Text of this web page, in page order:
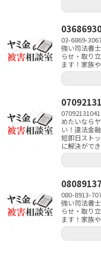
03-6869-
強い司法書
らせ・取り
ます！家族
めたいなら
い！違法金
短即日スト
に解決ができ
080-8913-
強い司法書
らせ・取り
ます！家族